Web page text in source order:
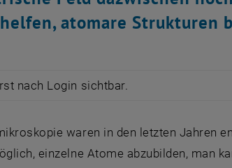
atomare Strukturen
nach Login sichtbar.
waren in den letzten Jahren
einzelne Atome abzubilden, man